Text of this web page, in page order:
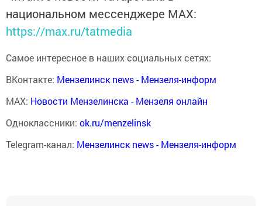
национальном мессенджере MАХ:
https://max.ru/tatmedia
Самое интересное в наших социальных сетях:
ВКонтакте: Мензелинск news - Мензеля-информ
MAX: Новости Мензелинска - Мензеля онлайн
Одноклассники: ok.ru/menzelinsk
Telegram-канал: Мензелинск news - Мензеля-информ